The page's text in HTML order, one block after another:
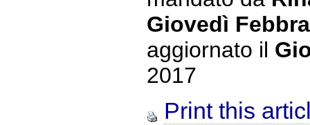
Giovedì
aggiornato il
2017
Print this